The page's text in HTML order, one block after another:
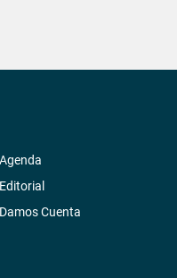
Agenda
Editorial
Damos Cuenta